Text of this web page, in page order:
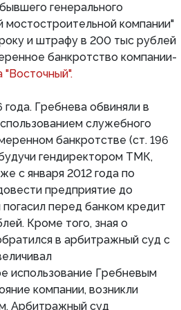
генерального
мостостроительной компании"
и штрафу в 200 тыс рублей
банкротство компании-
Гребнева обвиняли в
служебного
банкротстве (ст. 196
гендиректором ТМК,
с января 2012 года по
предприятие до
погасил перед банком кредит
Кроме того, зная о
в арбитражный суд с
использование Гребневым
компании, возникли
Арбитражный суд